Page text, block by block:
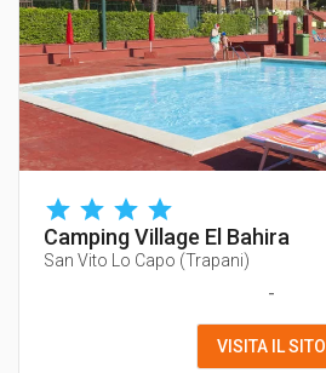
Camping Village El Bahira
San Vito Lo Capo (Trapani)
-
VISITA IL SITO